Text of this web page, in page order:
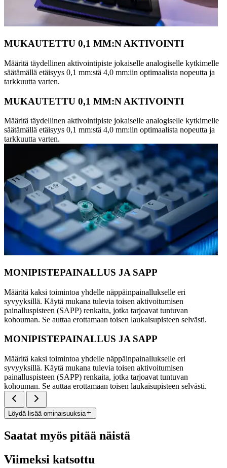
MUKAUTETTU 0,1 MM:N AKTIVOINTI
Määritä täydellinen aktivointipiste jokaiselle analogiselle kytkimelle
säätämällä etäisyys 0,1 mm:stä 4,0 mm:iin optimaalista nopeutta ja
tarkkuutta varten.
MUKAUTETTU 0,1 MM:N AKTIVOINTI
Määritä täydellinen aktivointipiste jokaiselle analogiselle kytkimelle
säätämällä etäisyys 0,1 mm:stä 4,0 mm:iin optimaalista nopeutta ja
tarkkuutta varten.
MONIPISTEPAINALLUS JA SAPP
Määritä kaksi toimintoa yhdelle näppäinpainallukselle eri
syvyyksillä. Käytä mukana tulevia toisen aktivoitumisen
painalluspisteen (SAPP) renkaita, jotka tarjoavat tuntuvan
kohouman. Se auttaa erottamaan toisen laukaisupisteen selvästi.
MONIPISTEPAINALLUS JA SAPP
Määritä kaksi toimintoa yhdelle näppäinpainallukselle eri
syvyyksillä. Käytä mukana tulevia toisen aktivoitumisen
painalluspisteen (SAPP) renkaita, jotka tarjoavat tuntuvan
kohouman. Se auttaa erottamaan toisen laukaisupisteen selvästi.
Löydä lisää ominaisuuksia
Saatat myös pitää näistä
Viimeksi katsottu